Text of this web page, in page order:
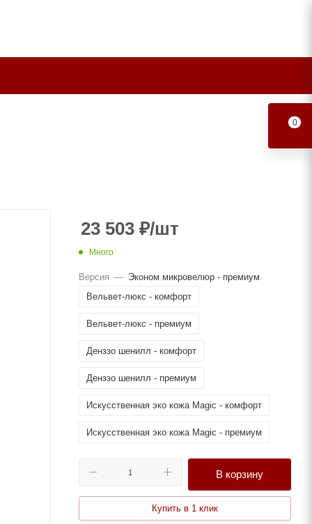
23 503 ₽/шт
Много
Версия — Эконом микровелюр - премиум
Вельвет-люкс - комфорт
Вельвет-люкс - премиум
Денззо шенилл - комфорт
Денззо шенилл - премиум
Искусственная эко кожа Magic - комфорт
Искусственная эко кожа Magic - премиум
Китон микророгожка - комфорт
Китон микророгожка - премиум
Ламбре велюр - комфорт
В корзину
Купить в 1 клик
0